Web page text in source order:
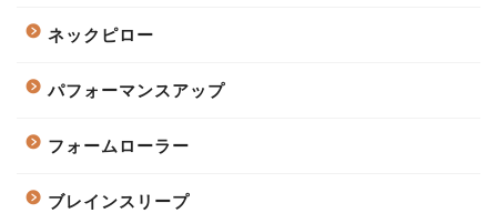
ネックピロー
パフォーマンスアップ
フォームローラー
ブレインスリープ